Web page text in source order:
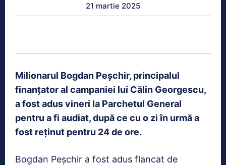
21 martie 2025
Milionarul Bogdan Peșchir, principalul
finanţator al campaniei lui Călin Georgescu,
a fost adus vineri la Parchetul General
pentru a fi audiat, după ce cu o zi în urmă a
fost reținut pentru 24 de ore.
Bogdan Peșchir a fost adus flancat de